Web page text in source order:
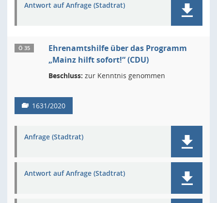
Antwort auf Anfrage (Stadtrat)
Ö 35
Ehrenamtshilfe über das Programm
„Mainz hilft sofort!“ (CDU)
Beschluss: zur Kenntnis genommen
1631/2020
Anfrage (Stadtrat)
Antwort auf Anfrage (Stadtrat)